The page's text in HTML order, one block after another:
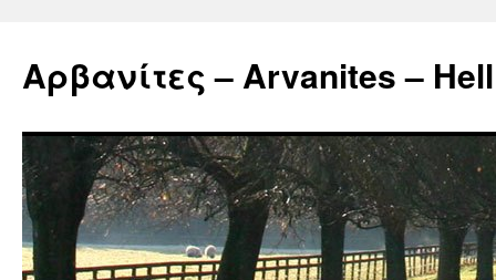
περιεχόμενο
Αρβανίτες – Arvanites –